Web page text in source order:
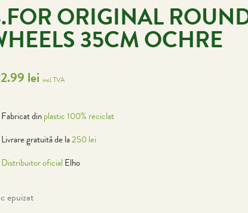
ORIGINAL
35CM OCHRE
lei incl. TVA
Fabricat dinplastic 100% reciclat
Livrare gratuită de la250 lei
Distribuitor oficial Elho
epuizat